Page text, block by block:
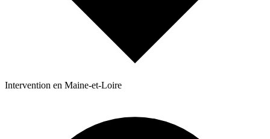
Intervention en Maine-et-Loire